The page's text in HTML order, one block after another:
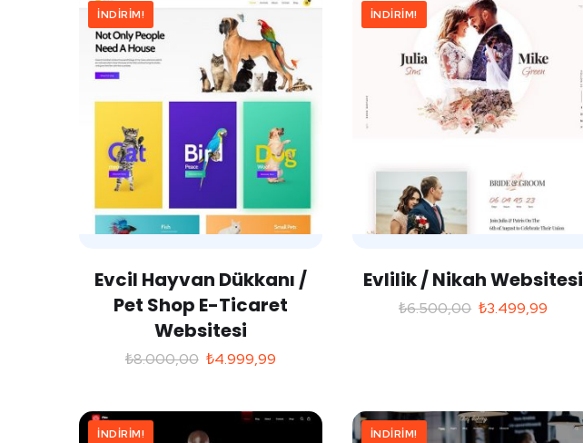
İNDIRIM!
Evcil Hayvan Dükkanı /
Pet Shop E-Ticaret
Websitesi
₺8.000,00 ₺4.999,99
İNDIRIM!
Evlilik / Nikah Websitesi
₺6.500,00 ₺3.499,99
İNDIRIM! İNDIRIM!